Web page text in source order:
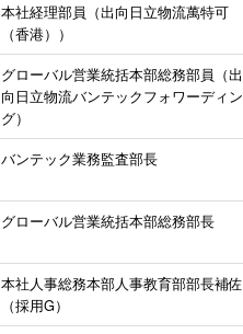
本社経理部員（出向日立物流萬特可
（香港））
グローバル営業統括本部総務部員（出
向日立物流バンテックフォワーディン
グ）
バンテック業務監査部長
グローバル営業統括本部総務部長
本社人事総務本部人事教育部部長補佐
（採用G）